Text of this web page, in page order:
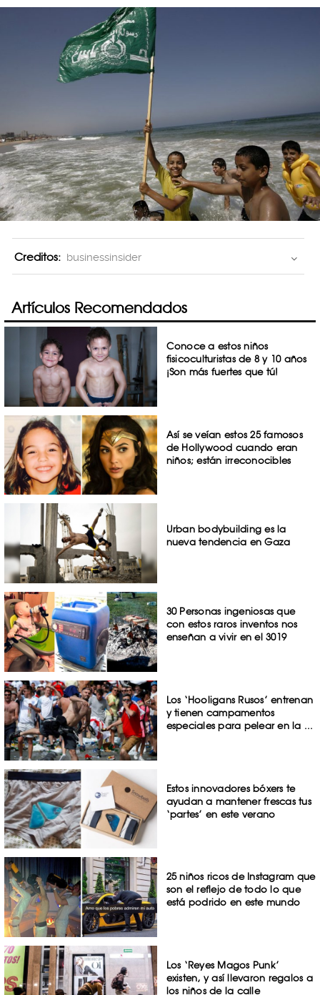
Creditos: businessinsider
Artículos Recomendados
Conoce a estos niños
fisicoculturistas de 8 y 10 años
¡Son más fuertes que tú!
Así se veían estos 25 famosos
de Hollywood cuando eran
niños; están irreconocibles
Urban bodybuilding es la
nueva tendencia en Gaza
30 Personas ingeniosas que
con estos raros inventos nos
enseñan a vivir en el 3019
Los ‘Hooligans Rusos’ entrenan
y tienen campamentos
especiales para pelear en la ...
Estos innovadores bóxers te
ayudan a mantener frescas tus
‘partes’ en este verano
25 niños ricos de Instagram que
son el reflejo de todo lo que
está podrido en este mundo
Los ‘Reyes Magos Punk’
existen, y así llevaron regalos a
los niños de la calle